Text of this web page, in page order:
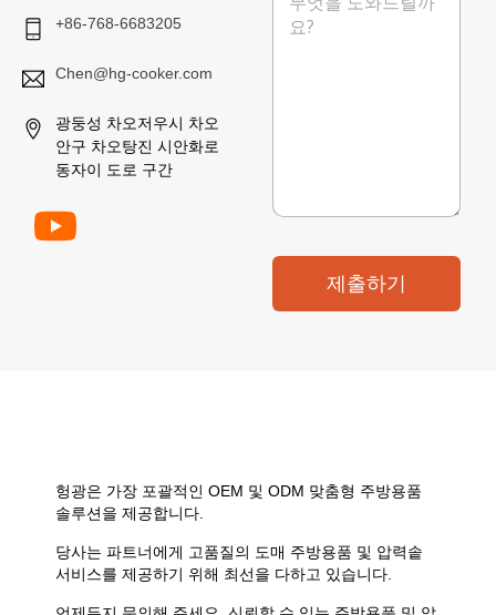
+86-768-6683205
Chen@hg-cooker.com
광둥성 차오저우시 차오
안구 차오탕진 시안화로
동자이 도로 구간
제출하기
헝광은 가장 포괄적인 OEM 및 ODM 맞춤형 주방용품
솔루션을 제공합니다.
당사는 파트너에게 고품질의 도매 주방용품 및 압력솥
서비스를 제공하기 위해 최선을 다하고 있습니다.